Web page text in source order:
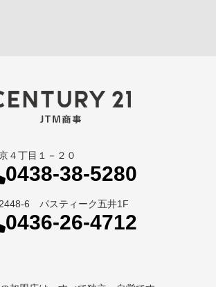
４丁目１－２０
0438-38-5280
6 パスティーク五井1F
0436-26-4712